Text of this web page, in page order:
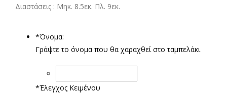
Διαστάσεις : Μηκ. 8.5εκ. Πλ. 9εκ.
*Όνομα:
Γράψτε το όνομα που θα χαραχθεί στο ταμπελάκι
*Έλεγχος Κειμένου